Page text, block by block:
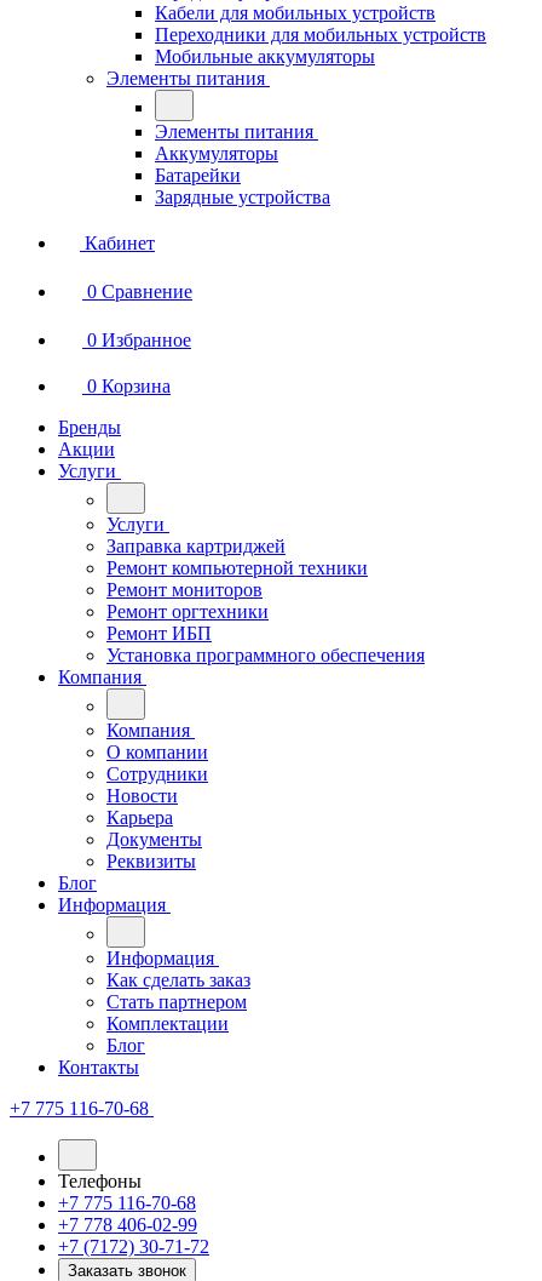
Кабели для мобильных устройств
Переходники для мобильных устройств
Мобильные аккумуляторы
Элементы питания
Элементы питания
Аккумуляторы
Батарейки
Зарядные устройства
Кабинет
0 Сравнение
0 Избранное
0 Корзина
Бренды
Акции
Услуги
Услуги
Заправка картриджей
Ремонт компьютерной техники
Ремонт мониторов
Ремонт оргтехники
Ремонт ИБП
Установка программного обеспечения
Компания
Компания
О компании
Сотрудники
Новости
Карьера
Документы
Реквизиты
Блог
Информация
Информация
Как сделать заказ
Стать партнером
Комплектации
Блог
Контакты
+7 775 116-70-68
Телефоны
+7 775 116-70-68
+7 778 406-02-99
+7 (7172) 30-71-72
Заказать звонок